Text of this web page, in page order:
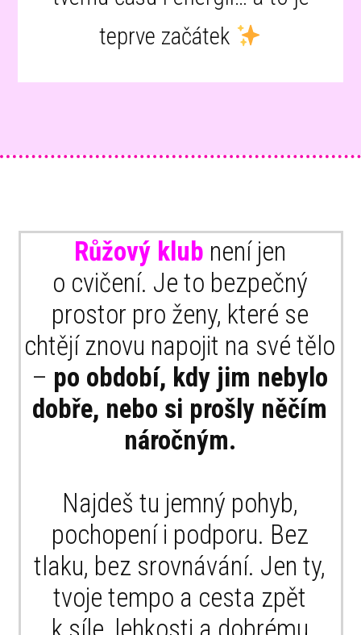
teprve začátek
Růžový klub není jen
o cvičení. Je to bezpečný
prostor pro ženy, které se
chtějí znovu napojit na své tělo
– po období, kdy jim nebylo
dobře, nebo si prošly něčím
náročným.
Najdeš tu jemný pohyb,
pochopení i podporu. Bez
tlaku, bez srovnávání. Jen ty,
tvoje tempo a cesta zpět